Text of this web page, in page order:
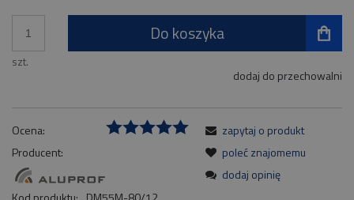
szt.
Do koszyka
dodaj do przechowalni
Ocena:
Producent:
zapytaj o produkt
poleć znajomemu
dodaj opinię